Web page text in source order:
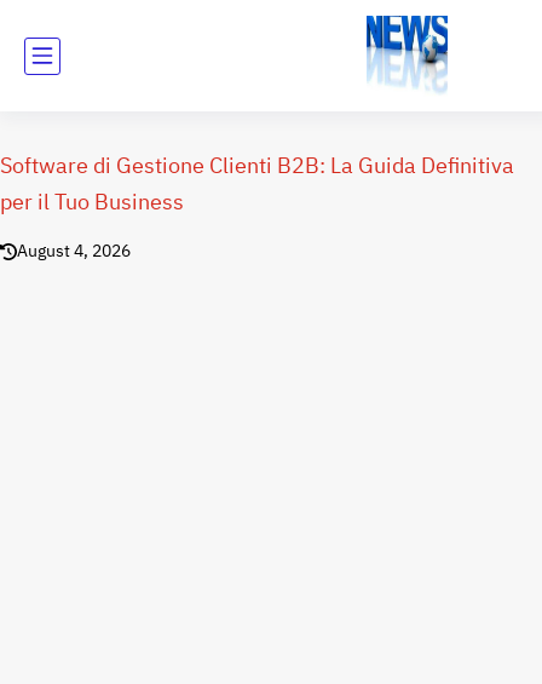
Software di Gestione Clienti B2B: La Guida Definitiva
per il Tuo Business
August 4, 2026